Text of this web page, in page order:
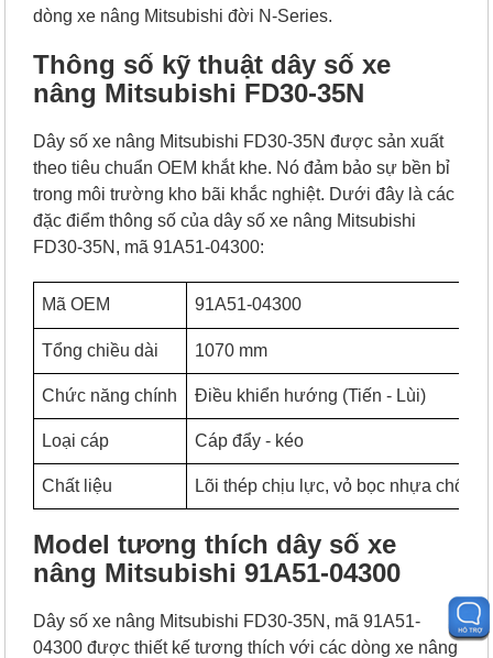
dòng xe nâng Mitsubishi đời N-Series.
Thông số kỹ thuật dây số xe
nâng Mitsubishi FD30-35N
Dây số xe nâng Mitsubishi FD30-35N được sản xuất
theo tiêu chuẩn OEM khắt khe. Nó đảm bảo sự bền bỉ
trong môi trường kho bãi khắc nghiệt. Dưới đây là các
đặc điểm thông số của dây số xe nâng Mitsubishi
FD30-35N, mã 91A51-04300:
Mã OEM 91A51-04300
Tổng chiều dài 1070 mm
Chức năng chính Điều khiển hướng (Tiến - Lùi)
Loại cáp Cáp đẩy - kéo
Chất liệu Lõi thép chịu lực, vỏ bọc nhựa chống
Model tương thích dây số xe
nâng Mitsubishi 91A51-04300
Dây số xe nâng Mitsubishi FD30-35N, mã 91A51-
04300 được thiết kế tương thích với các dòng xe nâng